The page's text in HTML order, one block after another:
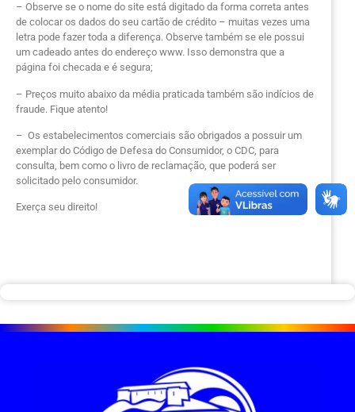
– Observe se o nome do site está digitado da forma correta antes
de colocar os dados do seu cartão de crédito – muitas vezes uma
letra pode fazer toda a diferença. Observe também se ele possui
um cadeado antes do endereço www. Isso demonstra que a
página foi checada e é segura;
– Preços muito abaixo da média praticada também são indícios de
fraude. Fique atento!
– Os estabelecimentos comerciais são obrigados a possuir um
exemplar do Código de Defesa do Consumidor, o CDC, para
consulta, bem como o livro de reclamação, que poderá ser
solicitado pelo consumidor.
Exerça seu direito!